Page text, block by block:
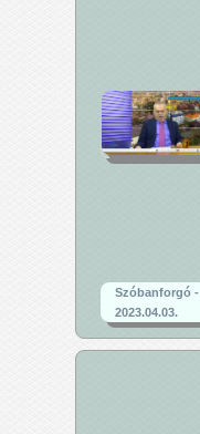
Szóbanforgó -
2023.04.03.